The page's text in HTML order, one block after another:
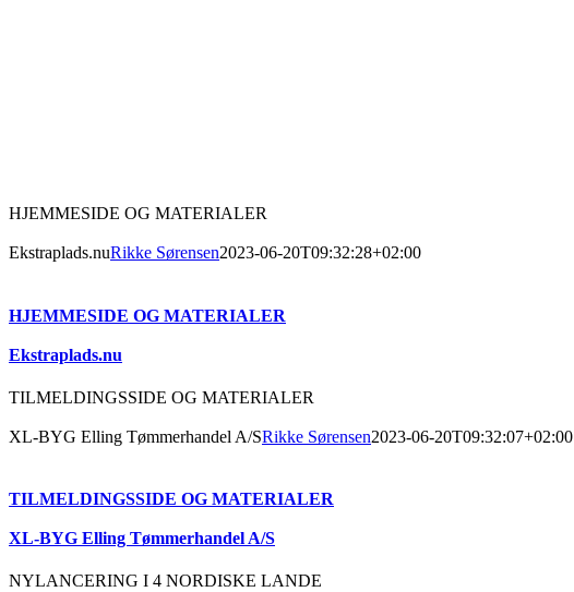
HJEMMESIDE OG MATERIALER
Ekstraplads.nuRikke Sørensen2023-06-20T09:32:28+02:00
HJEMMESIDE OG MATERIALER
Ekstraplads.nu
TILMELDINGSSIDE OG MATERIALER
XL-BYG Elling Tømmerhandel A/SRikke Sørensen2023-06-20T09:32:07+02:00
TILMELDINGSSIDE OG MATERIALER
XL-BYG Elling Tømmerhandel A/S
NYLANCERING I 4 NORDISKE LANDE